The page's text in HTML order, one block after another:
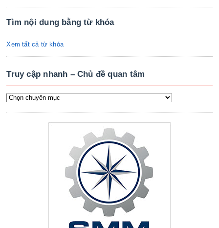
Tìm nội dung bằng từ khóa
Xem tất cả từ khóa
Truy cập nhanh – Chủ đề quan tâm